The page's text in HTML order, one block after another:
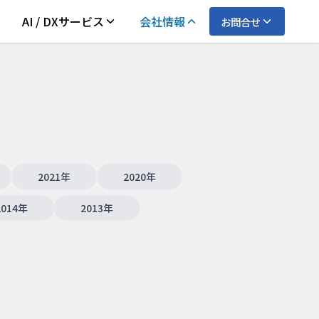
AI / DXサービス 会社情報 お問合せ
2021年 2020年
年 2013年